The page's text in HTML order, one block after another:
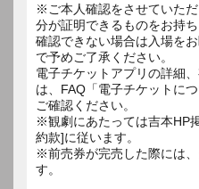
※ご本人確認をさせていた
分が証明できるものをお持ち
確認できない場合は入場を
で予めご了承ください。
電子チケットアプリの詳細
は、FAQ「電子チケットに
ご確認ください。
※観劇にあたっては吉本HP
約款]に従います。
※前売券が完売した際には
す。